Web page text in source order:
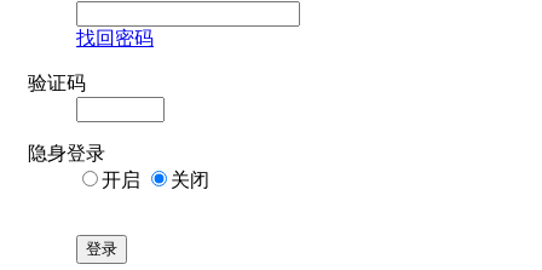
找回密码
验证码
隐身登录
开启
关闭
登录